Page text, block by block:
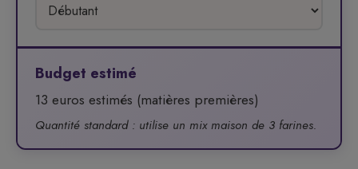
Budget estimé
13 euros estimés (matières premières)
Quantité standard : utilise un mix maison de 3 farines.